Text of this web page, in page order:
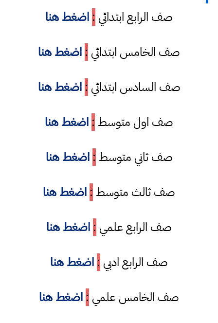
صف الرابع ابتدائي : اضغط هنا
صف الخامس ابتدائي : اضغط هنا
صف السادس ابتدائي : اضغط هنا
صف اول متوسط : اضغط هنا
صف ثاني متوسط : اضغط هنا
صف ثالث متوسط : اضغط هنا
صف الرابع علمي : اضغط هنا
صف الرابع ادبي : اضغط هنا
صف الخامس علمي : اضغط هنا